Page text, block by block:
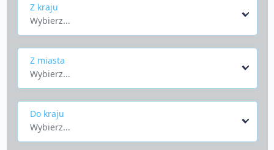
Z kraju
Wybierz...
Z miasta
Wybierz...
Do kraju
Wybierz...